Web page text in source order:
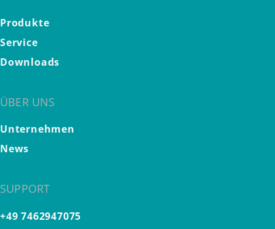
Produkte
Service
Downloads
ÜBER UNS
Unternehmen
News
SUPPORT
+49 7462947075